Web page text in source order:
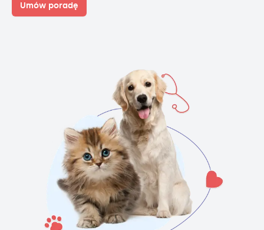
Umów poradę